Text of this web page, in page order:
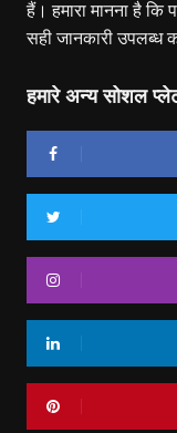
हैं। हमारा मानना है कि
सही जानकारी उपलब्ध
हमारे अन्य सोशल